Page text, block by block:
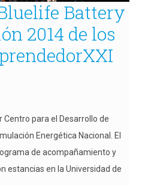
Battery
2014 de los
para el Desarrollo de
Energética Nacional. El
de acompañamiento y
estancias en la Universidad de